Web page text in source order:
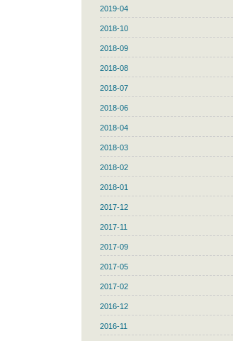
2019-04
2018-10
2018-09
2018-08
2018-07
2018-06
2018-04
2018-03
2018-02
2018-01
2017-12
2017-11
2017-09
2017-05
2017-02
2016-12
2016-11